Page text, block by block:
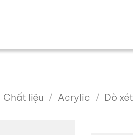
Chất liệu Acrylic Dò xét